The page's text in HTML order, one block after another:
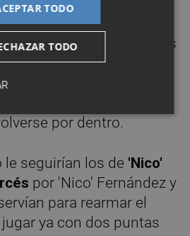
a los 53
de los franjiverdes
el futbolista argentino
de 'Guti', pasando a
el primero y 'Tete'
por dentro.
seguirían los de 'Nico'
por 'Nico' Fernández y
para rearmar el
ya con dos puntas
TODO
TODO